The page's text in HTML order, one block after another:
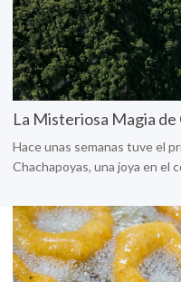
La Misteriosa Magia de
Hace unas semanas tuve el
Chachapoyas, una joya en el